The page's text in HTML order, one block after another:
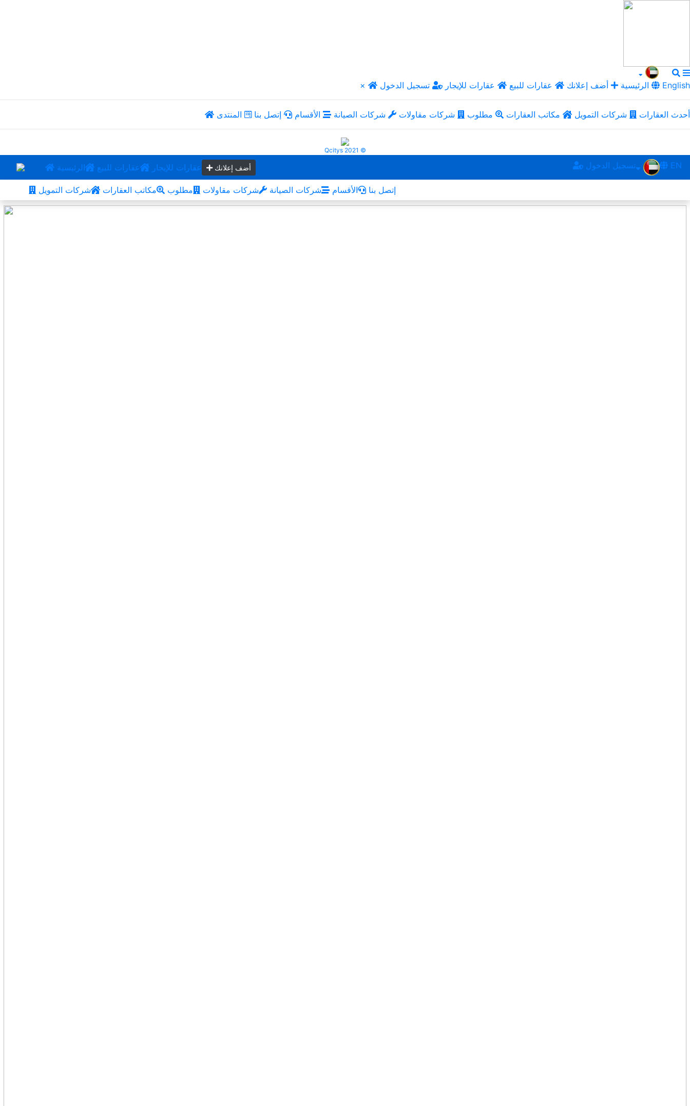
× الرئيسية أضف إعلانك عقارات للبيع عقارات للإيجار تسجيل الدخول English
أحدث العقارات شركات التمويل مكاتب العقارات مطلوب شركات مقاولات شركات الصيانة الأقسام إتصل بنا المنتدى
Qcitys 2021 ©
الرئيسية عقارات للبيع عقارات للإيجار أضف إعلانك تسجيل الدخول EN
شركات التمويل مكاتب العقارات مطلوب شركات مقاولات شركات الصيانة الأقسام إتصل بنا